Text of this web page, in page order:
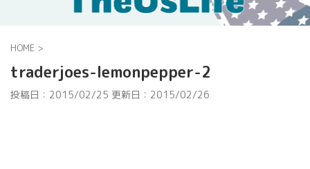
HOME >
traderjoes-lemonpepper-2
投稿日：2015/02/25 更新日： 2015/02/26